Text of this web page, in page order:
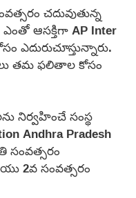
చదువుతున్న
ఎంతో ఆసక్తిగా AP Inter
ఎదురుచూస్తున్నారు.
తమ ఫలితాల కోసం
నిర్వహించే సంస్థ
Andhra Pradesh
సంవత్సరం
2వ సంవత్సరం